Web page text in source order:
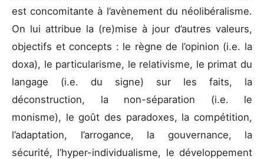
est concomitante à l’avènement du néolibéralisme.
On lui attribue la (re)mise à jour d’autres valeurs,
objectifs et concepts : le règne de l’opinion (i.e. la
doxa), le particularisme, le relativisme, le primat du
langage (i.e. du signe) sur les faits, la
déconstruction, la non-séparation (i.e. le
monisme), le goût des paradoxes, la compétition,
l’adaptation, l’arrogance, la gouvernance, la
sécurité, l’hyper-individualisme, le développement